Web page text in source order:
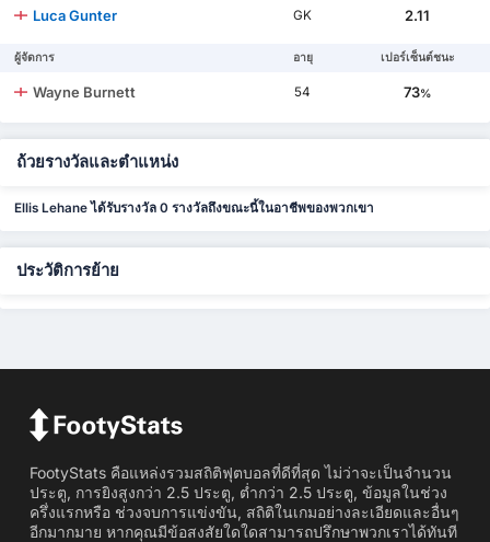
Luca Gunter
GK 2.11
ผู้จัดการ อายุ เปอร์เซ็นต์ชนะ
Wayne Burnett 54 73%
ถ้วยรางวัลและตำแหน่ง
Ellis Lehane ได้รับรางวัล 0 รางวัลถึงขณะนี้ในอาชีพของพวกเขา
ประวัติการย้าย
FootyStats คือแหล่งรวมสถิติฟุตบอลที่ดีที่สุด ไม่ว่าจะเป็นจำนวน
ประตู, การยิงสูงกว่า 2.5 ประตู, ต่ำกว่า 2.5 ประตู, ข้อมูลในช่วง
ครึ่งแรกหรือ ช่วงจบการแข่งขัน, สถิติในเกมอย่างละเอียดและอื่นๆ
อีกมากมาย หากคุณมีข้อสงสัยใดใดสามารถปรึกษาพวกเราได้ทันที